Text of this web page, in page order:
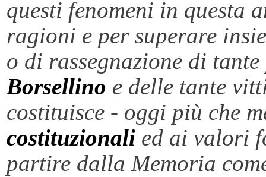
questi fenomeni in questa
ragioni e per superare
o di rassegnazione di
Borsellino e delle tante
costituisce - oggi più che
costituzionali ed ai valori
partire dalla Memoria